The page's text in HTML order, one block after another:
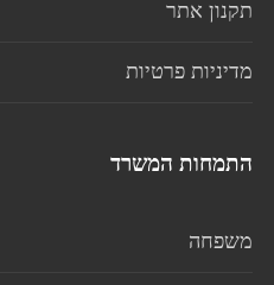
תקנון אתר
מדיניות פרטיות
התמחות המשרד
משפחה